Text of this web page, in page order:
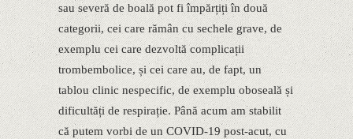
sau severă de boală pot fi împărțiți în două
categorii, cei care rămân cu sechele grave, de
exemplu cei care dezvoltă complicații
trombembolice, și cei care au, de fapt, un
tablou clinic nespecific, de exemplu oboseală și
dificultăți de respirație. Până acum am stabilit
că putem vorbi de un COVID-19 post-acut, cu